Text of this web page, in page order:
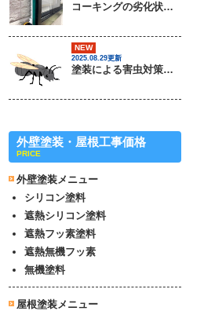
コーキングの劣化状況について / 茨城県常総市・坂東市・守谷市・つくば市・境町の外壁塗装＆屋根専門店
NEW
2025.08.29更新
塗装による害虫対策は可能なのか？ / 茨城県常総市・坂東市・守谷市・つくば市・境町の外壁塗装＆屋根専門店
外壁塗装・屋根工事価格
PRICE
外壁塗装メニュー
シリコン塗料
遮熱シリコン塗料
遮熱フッ素塗料
遮熱無機フッ素
無機塗料
屋根塗装メニュー